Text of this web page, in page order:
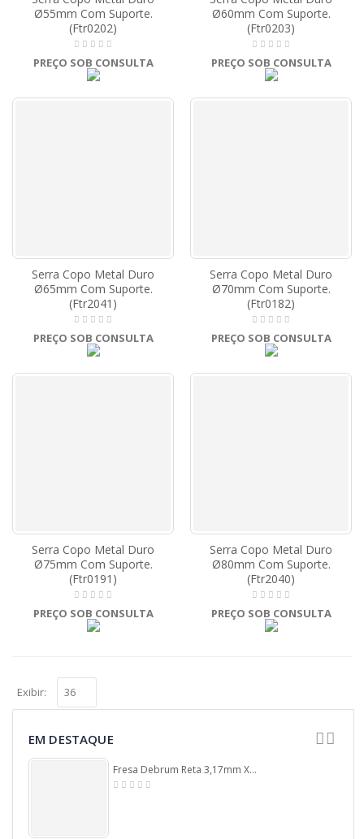
Ø55mm Com Suporte.
(Ftr0202)
PREÇO SOB CONSULTA
Ø60mm Com Suporte.
(Ftr0203)
PREÇO SOB CONSULTA
Serra Copo Metal Duro
Ø65mm Com Suporte.
(Ftr2041)
PREÇO SOB CONSULTA
Serra Copo Metal Duro
Ø70mm Com Suporte.
(Ftr0182)
PREÇO SOB CONSULTA
Serra Copo Metal Duro
Ø75mm Com Suporte.
(Ftr0191)
PREÇO SOB CONSULTA
Serra Copo Metal Duro
Ø80mm Com Suporte.
(Ftr2040)
PREÇO SOB CONSULTA
Exibir:
EM DESTAQUE
Fresa Debrum Reta 3,17mm X 32mm X (1/8) X 6,0mm Haste. (Ftr340)